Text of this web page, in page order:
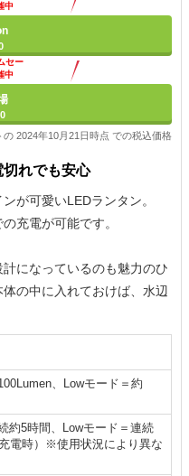
中
セー
中
2024年10月21日時点 での税込価格
れでも安心
が可愛いLEDランタン。
充電が可能です。
になっているのも魅力のひ
の中に入れておけば、水辺
、Lowモード＝約
約5時間、Lowモード＝連続
電時）※使用状況により異な